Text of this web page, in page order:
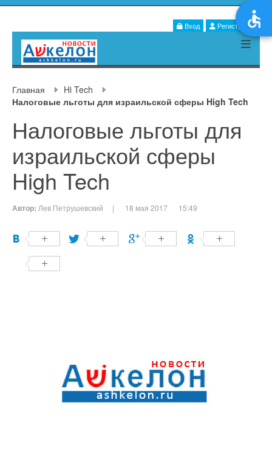
Вход Регистрация
Главная
Hi Tech
Налоговые льготы для израильской сферы High Tech
Налоговые льготы для
израильской сферы
High Tech
Автор: Лев Петрушевский | 18 мая 2017 15:49